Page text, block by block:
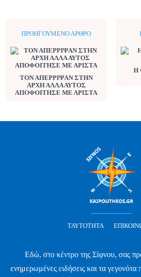
ΠΡΟΗΓΟΎΜΕΝΟ ΆΡΘΡΟ
ΤΟΝ ΑΠΕΡΡΙΨΑΝ ΣΤΗΝ
ΑΡΧΗ ΑΛΛΑ ΑΥΤΟΣ
ΑΠΟΦΟΙΤΗΣΕ ΜΕ ΑΡΙΣΤΑ
Η
ΤΑΥΤΌΤΗΤΑ
Εδώ, στο κέντρο της Σίφνου, σας
ενημερωμένες ειδήσεις και τα